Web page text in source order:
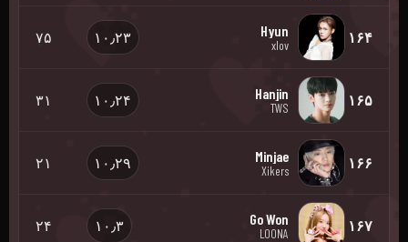
۱۶۴ Hyun
xlov ۱۰٫۲۳ ۷۵
۱۶۵ Hanjin
TWS ۱۰٫۲۴ ۳۱
۱۶۶ Minjae
Xikers ۱۰٫۲۹ ۲۱
۱۶۷ Go Won
LOONA ۱۰٫۳ ۲۴